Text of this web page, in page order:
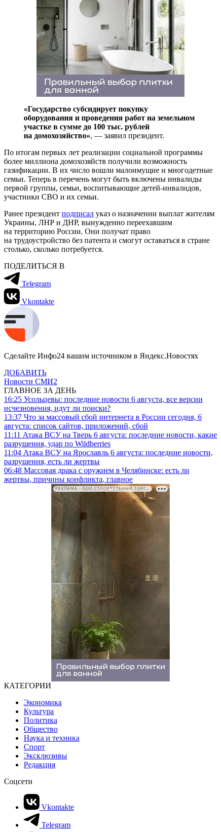
«Государство субсидирует покупку
оборудования и проведения работ на земельном
участке в сумме до 100 тыс. рублей
на домохозяйство», — заявил президент.
По итогам первых лет реализации социальной программы
более миллиона домохозяйств получили возможность
газификации. В их число вошли малоимущие и многодетные
семьи. Теперь в перечень могут быть включены инвалиды
первой группы, семьи, воспитывающие детей-инвалидов,
участники СВО и их семьи.
Ранее президент подписал указ о назначении выплат жителям
Украины, ЛНР и ДНР, вынужденно переехавшим
на территорию России. Они получат право
на трудоустройство без патента и смогут оставаться в стране
столько, сколько потребуется.
ПОДЕЛИТЬСЯ В
Telegram
Vkontakte
Сделайте Инфо24 вашим источником в Яндекс.Новостях
ДОБАВИТЬ
Новости СМИ2
ГЛАВНОЕ ЗА ДЕНЬ
16:25 Усольцевы: последние новости 6 августа, все версии
исчезновения, идут ли поиски?
13:37 Что за массовый сбой интернета в России сегодня, 6
августа: список сайтов, приложений, сбой
11:11 Атака ВСУ на Тверь 6 августа: последние новости, какие
разрушения, удар по Wildberries
11:04 Атака ВСУ на Ярославль 6 августа: последние новости,
разрушения, есть ли жертвы
06:48 Массовая драка с оружием в Челябинске: есть ли
жертвы, причины конфликта, главное
РЕКЛАМА • ООО СТРОИТЕЛЬНЫЙ ТОРГОВЫЙ ДОМ «ПЕТРОВИЧ». ИНН: 7802348846
КАТЕГОРИИ
Экономика
Культура
Политика
Общество
Наука и техника
Спорт
Эксклюзивы
Редакция
Соцсети
Vkontakte
Telegram